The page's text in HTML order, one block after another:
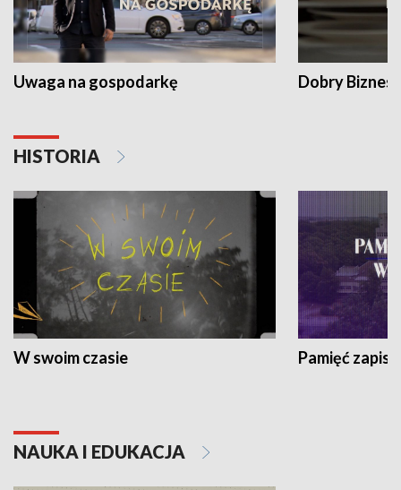
Uwaga na gospodarkę Dobry Biznes
HISTORIA
W swoim czasie Pamięć
NAUKA I EDUKACJA